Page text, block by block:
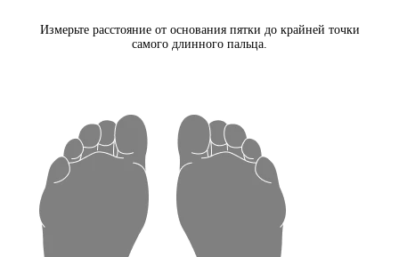
Измерьте расстояние от основания пятки до крайней точки
самого длинного пальца.